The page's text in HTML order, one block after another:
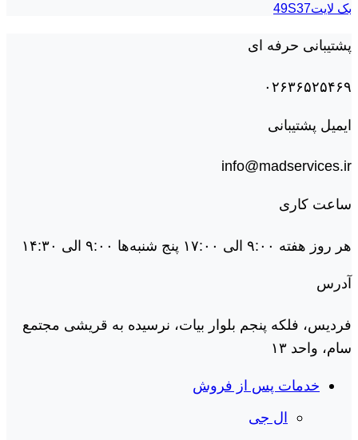
بک لايت49S37
پشتیبانی حرفه ای
۰۲۶۳۶۵۲۵۴۶۹
ایمیل پشتیبانی
info@madservices.ir
ساعت کاری
هر روز هفته ۹:۰۰ الی ۱۷:۰۰ پنج شنبه‌ها ۹:۰۰ الی ۱۴:۳۰
آدرس
فردیس، فلکه پنجم بلوار بیات، نرسیده به قریشی مجتمع
سام، واحد ۱۳
خدمات پس از فروش
ال جی